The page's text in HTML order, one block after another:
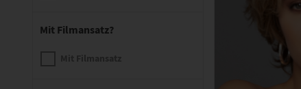
Mit Filmansatz?